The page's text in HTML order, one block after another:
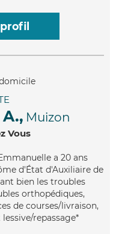
Muizon
Vous
a 20 ans
d'État d'Auxiliaire de
bien les troubles
orthopédiques,
de courses/livraison,
repassage*